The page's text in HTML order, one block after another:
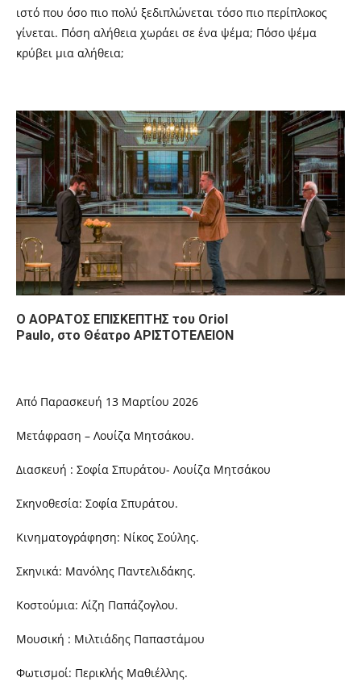
ιστό που όσο πιο πολύ ξεδιπλώνεται τόσο πιο περίπλοκος
γίνεται. Πόση αλήθεια χωράει σε ένα ψέμα; Πόσο ψέμα
κρύβει μια αλήθεια;
Ο ΑΟΡΑΤΟΣ ΕΠΙΣΚΕΠΤΗΣ του Oriol
Paulo, στο Θέατρο ΑΡΙΣΤΟΤΕΛΕΙΟΝ
Από Παρασκευή 13 Μαρτίου 2026
Μετάφραση – Λουίζα Μητσάκου.
Διασκευή : Σοφία Σπυράτου- Λουίζα Μητσάκου
Σκηνοθεσία: Σοφία Σπυράτου.
Κινηματογράφηση: Νίκος Σούλης.
Σκηνικά: Μανόλης Παντελιδάκης.
Κοστούμια: Λίζη Παπάζογλου.
Μουσική : Μιλτιάδης Παπαστάμου
Φωτισμοί: Περικλής Μαθιέλλης.